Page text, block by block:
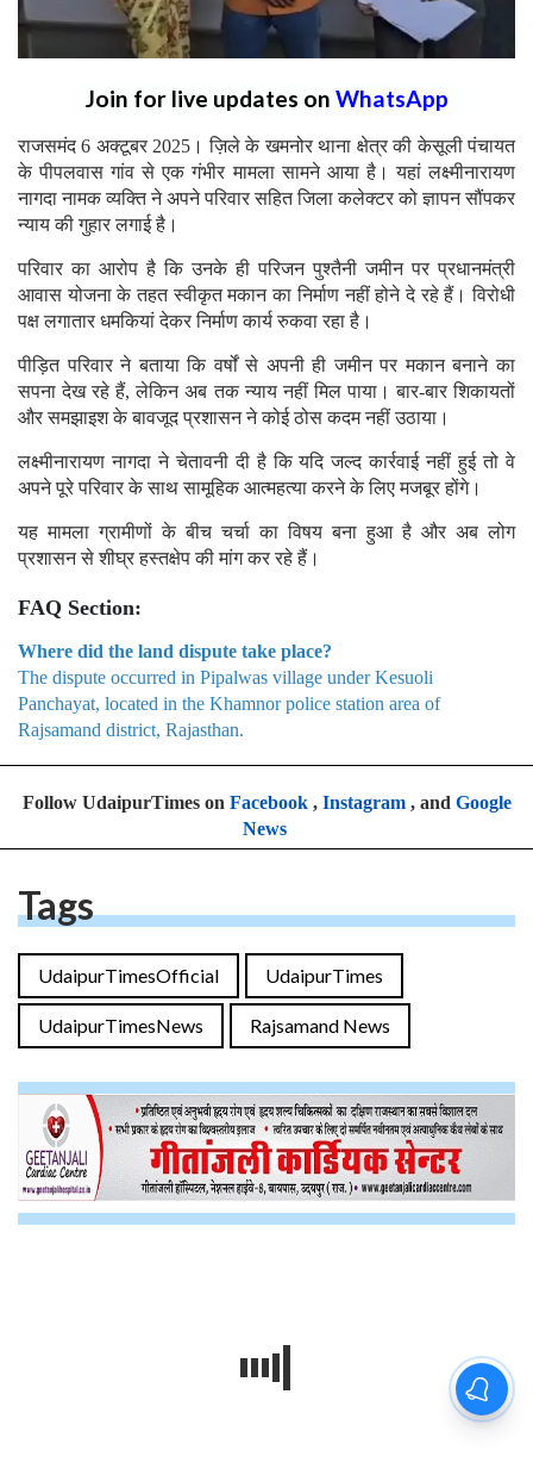
Join for live updates on WhatsApp
राजसमंद 6 अक्टूबर 2025। ज़िले के खमनोर थाना क्षेत्र की केसूली पंचायत
के पीपलवास गांव से एक गंभीर मामला सामने आया है। यहां लक्ष्मीनारायण
नागदा नामक व्यक्ति ने अपने परिवार सहित जिला कलेक्टर को ज्ञापन सौंपकर
न्याय की गुहार लगाई है।
परिवार का आरोप है कि उनके ही परिजन पुश्तैनी जमीन पर प्रधानमंत्री
आवास योजना के तहत स्वीकृत मकान का निर्माण नहीं होने दे रहे हैं। विरोधी
पक्ष लगातार धमकियां देकर निर्माण कार्य रुकवा रहा है।
पीड़ित परिवार ने बताया कि वर्षों से अपनी ही जमीन पर मकान बनाने का
सपना देख रहे हैं, लेकिन अब तक न्याय नहीं मिल पाया। बार-बार शिकायतों
और समझाइश के बावजूद प्रशासन ने कोई ठोस कदम नहीं उठाया।
लक्ष्मीनारायण नागदा ने चेतावनी दी है कि यदि जल्द कार्रवाई नहीं हुई तो वे
अपने पूरे परिवार के साथ सामूहिक आत्महत्या करने के लिए मजबूर होंगे।
यह मामला ग्रामीणों के बीच चर्चा का विषय बना हुआ है और अब लोग
प्रशासन से शीघ्र हस्तक्षेप की मांग कर रहे हैं।
FAQ Section:
Where did the land dispute take place?
The dispute occurred in Pipalwas village under Kesuoli
Panchayat, located in the Khamnor police station area of
Rajsamand district, Rajasthan.
Follow UdaipurTimes on Facebook, Instagram, and Google
News
Tags
UdaipurTimesOfficial UdaipurTimes
UdaipurTimesNews Rajsamand News